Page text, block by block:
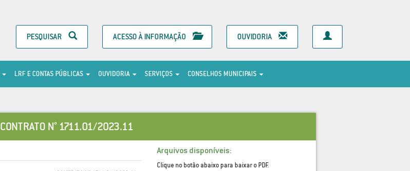
PESQUISAR ACESSO À INFORMAÇÃO OUVIDORIA
LRF E CONTAS PÚBLICAS OUVIDORIA SERVIÇOS CONSELHOS MUNICIPAIS
CONTRATO N° 1711.01/2023.11
Arquivos disponíveis:
Clique no botão abaixo para baixar o PDF.